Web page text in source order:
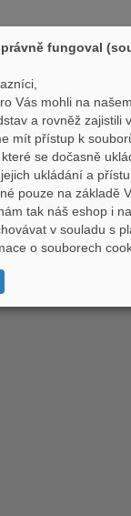
bude na prodejně
Copyright ©
fungoval
Vás mohli na
a rovněž zajistili
mít přístup k
se dočasně
ukládání a
pouze na základě
tak náš eshop i
v souladu s
o souborech